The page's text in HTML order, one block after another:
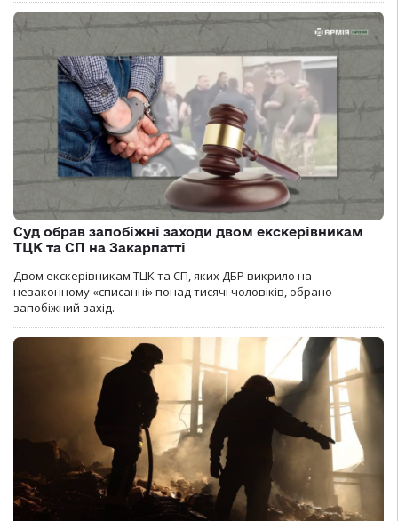
Суд обрав запобіжні заходи двом екскерівникам
ТЦК та СП на Закарпатті
Двом екскерівникам ТЦК та СП, яких ДБР викрило на
незаконному «списанні» понад тисячі чоловіків, обрано
запобіжний захід.